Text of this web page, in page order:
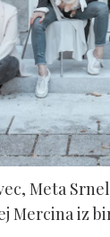
Meta
Mercina iz